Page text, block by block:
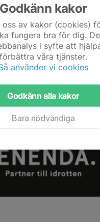
Godkänn kakor
oss av kakor (cookies)
fungera bra för dig.
i syfte att
förbättra våra tjänster.
använder vi cookies
Godkänn alla kakor
Bara nödvändiga